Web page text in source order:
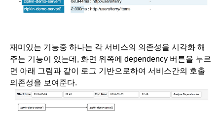
재미있는 기능중 하나는 각 서비스의 의존성을 시각화 해
주는 기능이 있는데, 화면 위쪽에 dependency 버튼을 누르
면 아래 그림과 같이 로그 기반으로하여 서비스간의 호출
의존성을 보여준다.